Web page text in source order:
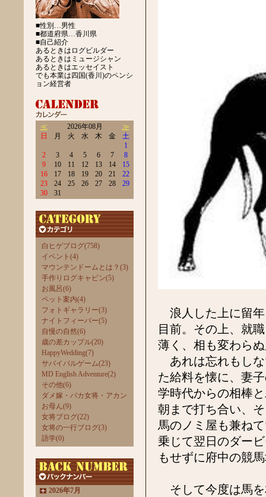
■性別…男性
■都道府県…香川県
■自己紹介
あるときはログビルダー
あるときはミュージシャン
あるときはエッセイスト
でも本業は四国(香川)のペンシ
ョン経営者
≪ 2026年08月
≫
日
月 火 水 木 金
土
1
2
3 4 5 6 7
8
9
10 11 12 13 14
15
16
17 18 19 20 21
22
23
24 25 26 27 28
29
30
31
白ヒゲブログ(758)
イベント(4)
マウンテンドームとは？(3)
手作りログキャビン(5)
お風呂(6)
ペット案内(4)
フォトギャラリー(3)
ナイトフィーバー(5)
自慢の自然(6)
歳の差カップル(20)
HappyWedding(7)
サバイバルゲーム(23)
MD English Adventure(2)
その他(6)
ダメ嫁・バカ女将・アカン
お母ん(9)
女将ブログ(22)
女将の一行ブログ(3)
語学(0)
2026年7月
浪人した上に留年
目前。その上、就
薄く、相も変わら
あれは忘れもしな
た給料を懐に、妻
学時代からの相棒
朝まで打ち合い、
馬のノミ屋も兼ね
乗じて翌日のダー
もせずに府中の競
そして今度は馬